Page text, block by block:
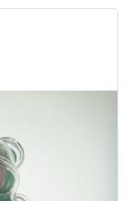
で5個セットで
5個のうち1…